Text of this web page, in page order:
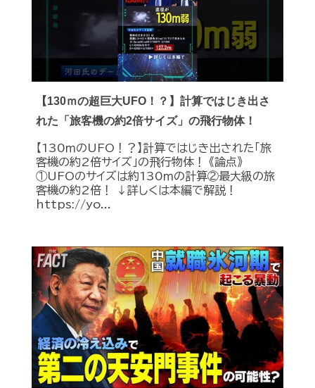
【130ｍの超巨大UFO！？】計算ではじき出さ
れた「旅客機の約2倍サイズ」の飛行物体！
【130ｍのUFO！？】計算ではじき出された「旅
客機の約2倍サイズ」の飛行物体！ 《論点》
①UFOのサイズは約130ｍの計算②最大級の旅
客機の約2倍！ ↓詳しくは本編で解説！
https://yo...